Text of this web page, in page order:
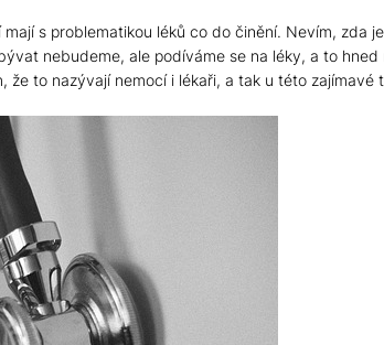
s problematikou léků co do činění. Nevím, zda
nebudeme, ale podíváme se na léky, a to
to nazývají nemocí i lékaři, a tak u této zajímavé